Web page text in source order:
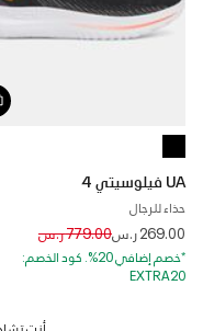
UA فيلوسيتي 4
حذاء للرجال
269.00 ر.س Price reduced from
779.00 ر.س to
*خصم إضافي 20%. كود الخصم:
EXTRA20